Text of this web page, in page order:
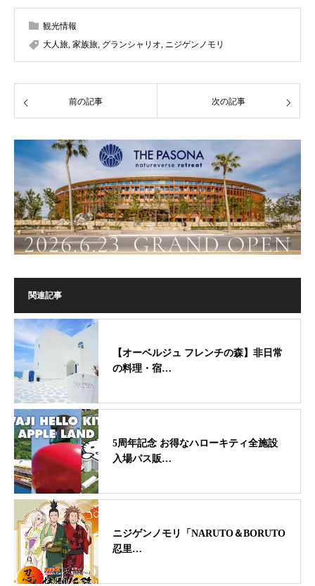
観光情報
大人旅, 家族旅, グランシャリオ, ニジゲンノモリ
前の記事 次の記事
関連記事
【オーベルジュ フレンチの森】非日常
の料理・宿…
5周年記念 お得なハローキティ全施設
入場パス販…
ニジゲンノモリ「NARUTO＆BORUTO
忍里…